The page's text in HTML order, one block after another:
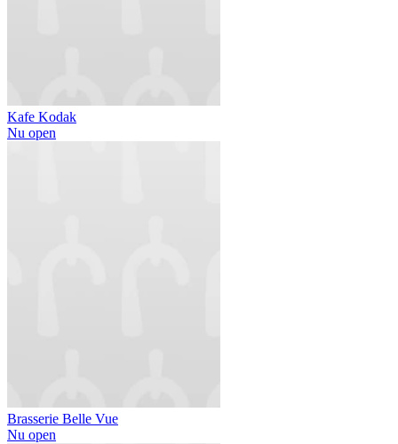
Kafe Kodak
Nu open
Brasserie Belle Vue
Nu open